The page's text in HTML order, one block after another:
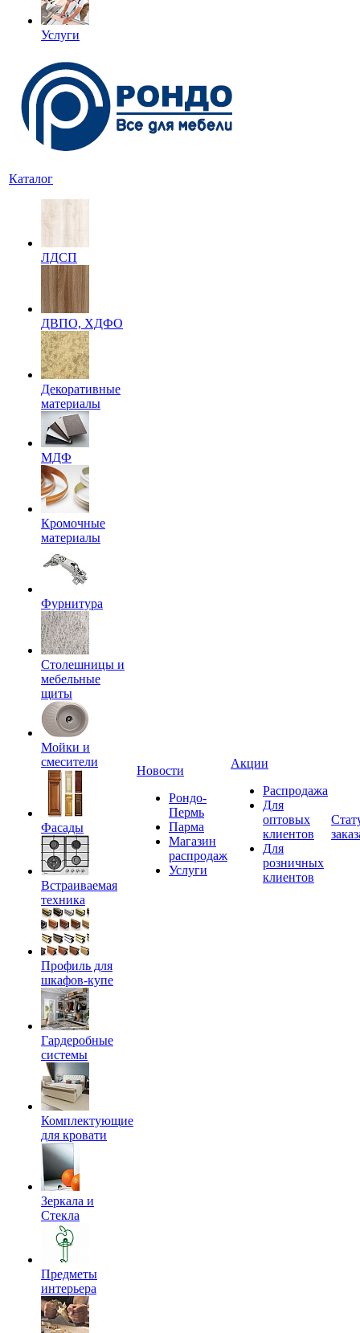
Услуги
Каталог
ЛДСП
ДВПО, ХДФО
Декоративные
материалы
МДФ
Кромочные
материалы
Фурнитура
Столешницы и
мебельные
щиты
Мойки и
смесители
Фасады
Встраиваемая
техника
Профиль для
шкафов-купе
Гардеробные
системы
Комплектующие
для кровати
Зеркала и
Стекла
Предметы
интерьера
Новости
Рондо-
Пермь
Парма
Магазин
распродаж
Услуги
Акции
Распродажа
Для
оптовых
клиентов
Для
розничных
клиентов